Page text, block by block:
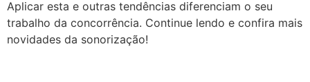
Aplicar esta e outras tendências diferenciam o seu
trabalho da concorrência. Continue lendo e confira mais
novidades da sonorização!